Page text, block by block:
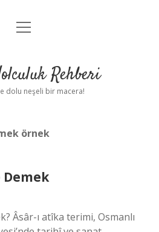
Anasayfa
Uyarı
menüyü
Rehberi
dolu neşeli bir macera!
örnek
Demek
Âsâr-ı atîka terimi, Osmanlı